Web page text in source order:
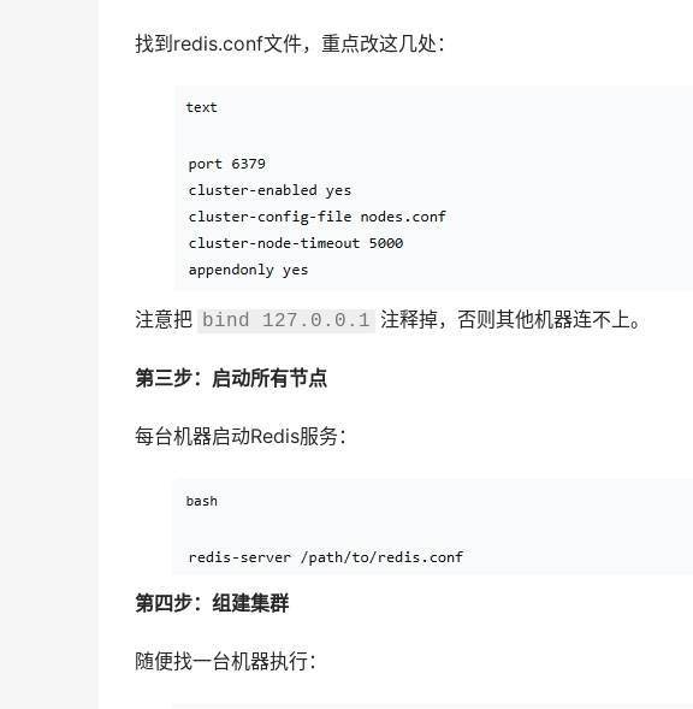
找到redis.conf文件，重点改这几处：
注意把 bind 127.0.0.1 注释掉，否则其他机器连不上。
第三步：启动所有节点
每台机器启动Redis服务：
第四步：组建集群
随便找一台机器执行：